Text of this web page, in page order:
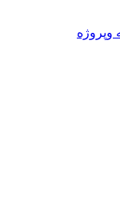
وپروژه